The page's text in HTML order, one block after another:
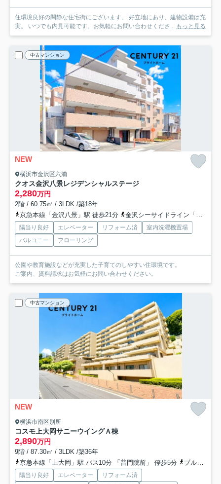
住環境良好の閑静な住宅街にございます。 好立地にあり、建物設備は充
実。 いつでも内見可能です。お気軽にお問い合わせくださ... もっと見る
中古マンション
NEW
横浜市金沢区六浦
クオス金沢八景レジデンシャルステージ
2,280万円
2階 / 60.75㎡ / 3LDK /築18年
京急本線「金沢八景」駅 徒歩21分
金沢シーサイドライン「金沢八景」駅 徒歩21分
陽当り良好 エレベーター リフォーム済
室内洗濯機置場
バルコニー
フローリング
公園や教育施設などが充実した子育てのしやすい住環境です。
ご案内、資料請求はお気軽にお問い合わせください。
中古マンション
NEW
横浜市南区別所
コスモ上大岡サニーウイングＡ棟
2,890万円
9階 / 87.30㎡ / 3LDK /築36年
京急本線「上大岡」駅 バス10分 「普門院前」 停歩5分
ブルーライン「上大岡」駅 バス10分 「普門院前」 停歩5分
陽当り良好 エレベーター
リフォーム済